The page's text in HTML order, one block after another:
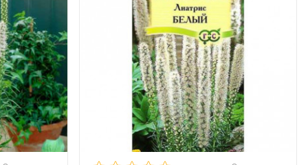
Прекрасный
медонос!
ширина
50 см
15 - 20 см
полутень
минус 35°C